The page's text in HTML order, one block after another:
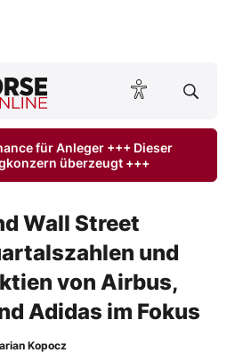
BÖRSE ONLINE lesen
für Anleger +++ Dieser
überzeugt +++
Wall Street
und
von Airbus,
Adidas im Fokus
Kopocz